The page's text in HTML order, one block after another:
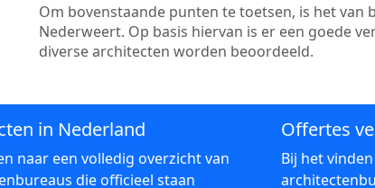
Om bovenstaande punten te toetsen, is het
Nederweert. Op basis hiervan is er een goede
diverse architecten worden beoordeeld.
in Nederland
naar een volledig overzicht van
die officieel staan
Offertes
Bij het